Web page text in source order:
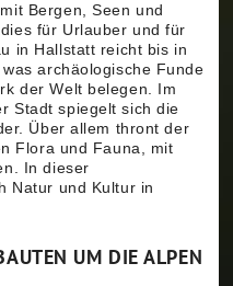
Bergen, Seen und
für Urlauber und für
in Hallstatt reicht bis in
archäologische Funde
der Welt belegen. Im
Stadt spiegelt sich die
Über allem thront der
Flora und Fauna, mit
In dieser
Natur und Kultur in
UM DIE ALPEN